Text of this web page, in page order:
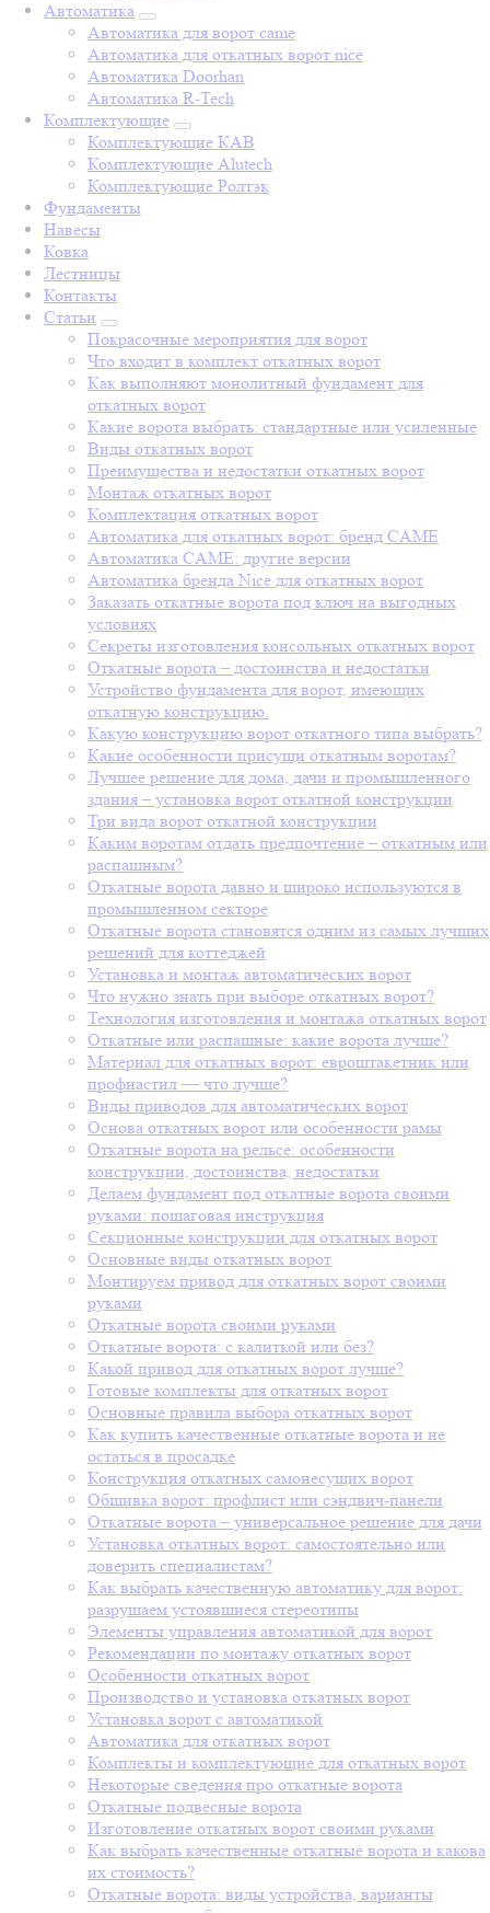
Автоматика
Автоматика для ворот came
Автоматика для откатных ворот nice
Автоматика Doorhan
Автоматика R-Tech
Комплектующие
Комплектующие КАВ
Комплектующие Alutech
Комплектующие Ролтэк
Фундаменты
Навесы
Ковка
Лестницы
Контакты
Статьи
Покрасочные мероприятия для ворот
Что входит в комплект откатных ворот
Как выполняют монолитный фундамент для
откатных ворот
Какие ворота выбрать: стандартные или усиленные
Виды откатных ворот
Преимущества и недостатки откатных ворот
Монтаж откатных ворот
Комплектация откатных ворот
Автоматика для откатных ворот: бренд CAME
Автоматика CAME: другие версии
Автоматика бренда Nice для откатных ворот
Заказать откатные ворота под ключ на выгодных
условиях
Секреты изготовления консольных откатных ворот
Откатные ворота – достоинства и недостатки
Устройство фундамента для ворот, имеющих
откатную конструкцию.
Какую конструкцию ворот откатного типа выбрать?
Какие особенности присущи откатным воротам?
Лучшее решение для дома, дачи и промышленного
здания – установка ворот откатной конструкции
Три вида ворот откатной конструкции
Каким воротам отдать предпочтение – откатным или
распашным?
Откатные ворота давно и широко используются в
промышленном секторе
Откатные ворота становятся одним из самых лучших
решений для коттеджей
Установка и монтаж автоматических ворот
Что нужно знать при выборе откатных ворот?
Технология изготовления и монтажа откатных ворот
Откатные или распашные: какие ворота лучше?
Материал для откатных ворот: евроштакетник или
профнастил — что лучше?
Виды приводов для автоматических ворот
Основа откатных ворот или особенности рамы
Откатные ворота на рельсе: особенности
конструкции, достоинства, недостатки
Делаем фундамент под откатные ворота своими
руками: пошаговая инструкция
Секционные конструкции для откатных ворот
Основные виды откатных ворот
Монтируем привод для откатных ворот своими
руками
Откатные ворота своими руками
Откатные ворота: с калиткой или без?
Какой привод для откатных ворот лучше?
Готовые комплекты для откатных ворот
Основные правила выбора откатных ворот
Как купить качественные откатные ворота и не
остаться в просадке
Конструкция откатных самонесущих ворот
Обшивка ворот: профлист или сэндвич-панели
Откатные ворота – универсальное решение для дачи
Установка откатных ворот: самостоятельно или
доверить специалистам?
Как выбрать качественную автоматику для ворот:
разрушаем устоявшиеся стереотипы
Элементы управления автоматикой для ворот
Рекомендации по монтажу откатных ворот
Особенности откатных ворот
Производство и установка откатных ворот
Установка ворот с автоматикой
Автоматика для откатных ворот
Комплекты и комплектующие для откатных ворот
Некоторые сведения про откатные ворота
Откатные подвесные ворота
Изготовление откатных ворот своими руками
Как выбрать качественные откатные ворота и какова
их стоимость?
Откатные ворота: виды устройства, варианты